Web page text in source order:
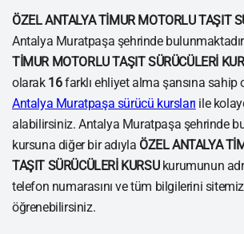
ÖZEL ANTALYA TİMUR MOTORLU TAŞIT
Antalya Muratpaşa şehrinde
TİMUR MOTORLU TAŞIT SÜRÜCÜLERİ
olarak 16farklı ehliyet alma şansına sahip
Antalya Muratpaşa sürücü kursları ile
alabilirsiniz. Antalya Muratpaşa şehrinde
kursuna diğer bir adıyla ÖZEL ANTALYA
TAŞIT SÜRÜCÜLERİ KURSUkurumunun
telefon numarasını ve tüm bilgilerini
öğrenebilirsiniz.